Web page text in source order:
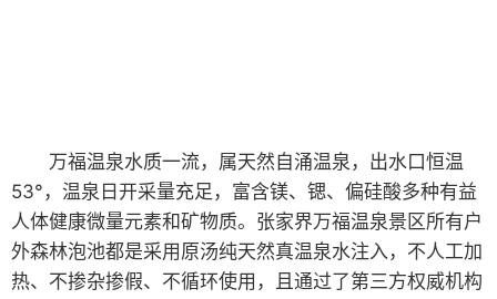
万福温泉水质一流，属天然自涌温泉，出水口恒温
53°，温泉日开采量充足，富含镁、锶、偏硅酸多种有益
人体健康微量元素和矿物质。张家界万福温泉景区所有户
外森林泡池都是采用原汤纯天然真温泉水注入，不人工加
热、不掺杂掺假、不循环使用，且通过了第三方权威机构